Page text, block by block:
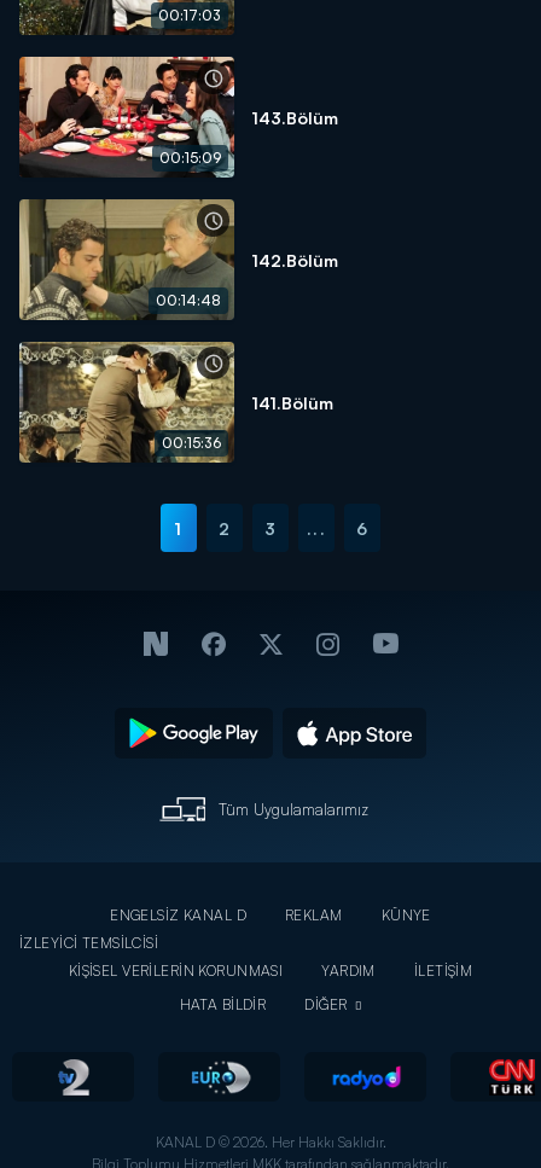
00:17:03
00:15:09
143.Bölüm
00:14:48
142.Bölüm
00:15:36
141.Bölüm
1 2 3 ... 6
Tüm Uygulamalarımız
ENGELSİZ KANAL D REKLAM
KÜNYE
İZLEYİCİ TEMSİLCİSİ
KİŞİSEL VERİLERİN KORUNMASI
YARDIM
İLETİŞİM
HATA BİLDİR
DİĞER
KANAL D © 2026. Her Hakkı Saklıdır.
Bilgi Toplumu Hizmetleri MKK tarafından sağlanmaktadır.